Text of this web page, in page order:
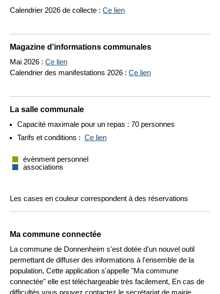
Calendrier 2026 de collecte : Ce lien
Magazine d'informations communales
Mai 2026 : Ce lien
Calendrier des manifestations 2026 : Ce lien
La salle communale
Capacité maximale pour un repas : 70 personnes
Tarifs et conditions : Ce lien
évènment personnel
associations
Les cases en couleur correspondent à des réservations
Ma commune connectée
La commune de Donnenheim s'est dotée d'un nouvel outil
permettant de diffuser des informations à l'ensemble de la
population, Cette application s'appelle "Ma commune
connectée" elle est téléchargeable très facilement, En cas de